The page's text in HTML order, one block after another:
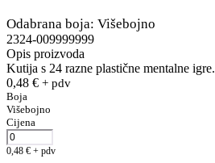
Odabrana boja: Višebojno
2324-009999999
Opis proizvoda
Kutija s 24 razne plastične mentalne igre.
0,48 € + pdv
Boja
Višebojno
Cijena
0,48 € + pdv